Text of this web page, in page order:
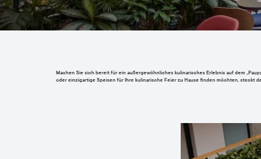
Machen Sie sich bereit für ein außergewöhnliches kulinarisches Erlebnis auf dem
oder einzigartige Speisen für Ihre kulinarische Feier zu Hause finden möchten, steckt